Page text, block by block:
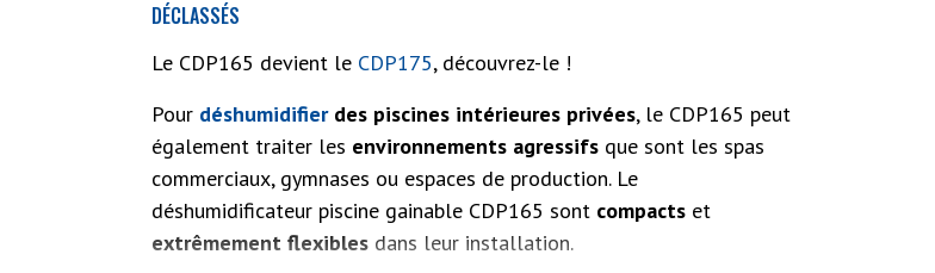
DÉCLASSÉS
Le CDP165 devient le CDP175, découvrez-le !
Pour déshumidifierdes piscines intérieures privées, le CDP165 peut
également traiter les environnements agressifs que sont les spas
commerciaux, gymnases ou espaces de production. Le
déshumidificateur piscine gainable CDP165 sont compacts et
extrêmement flexibles dans leur installation.